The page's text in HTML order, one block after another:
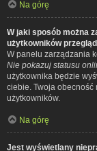
Na górę
W jaki sposób można
użytkowników
W panelu zarządzania
Nie pokazuj statusu
użytkownika będzie
ciebie. Twoja obecność
użytkowników.
Na górę
Jest wyświetlany